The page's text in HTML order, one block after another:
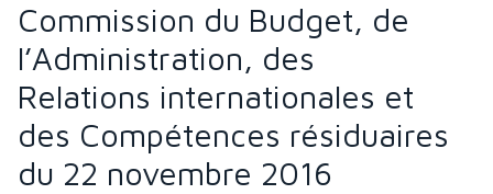
Commission du Budget, de
l’Administration, des
Relations internationales et
des Compétences résiduaires
du 22 novembre 2016